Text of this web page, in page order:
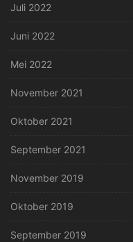
Juli 2022
Juni 2022
Mei 2022
November 2021
Oktober 2021
September 2021
November 2019
Oktober 2019
September 2019